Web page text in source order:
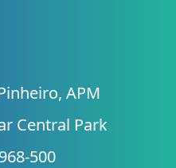
APM
Central Park
500